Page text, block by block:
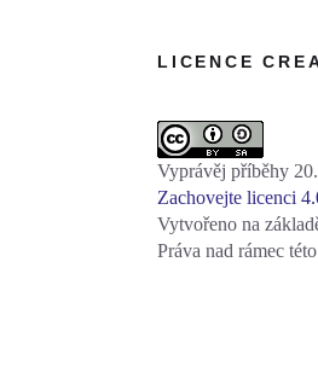
LICENCE
Vyprávěj příběhy
Zachovejte licenci
Vytvořeno na
Práva nad rámec